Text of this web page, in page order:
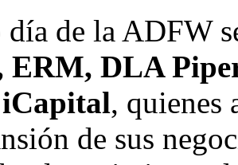
día de la ADFW
ERM, DLA
iCapital, quienes
de sus